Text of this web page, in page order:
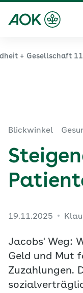
+ Gesellschaft
Blickwinkel
19.11.2025
Jacobs' Weg:
Geld und Mut
Zuzahlungen.